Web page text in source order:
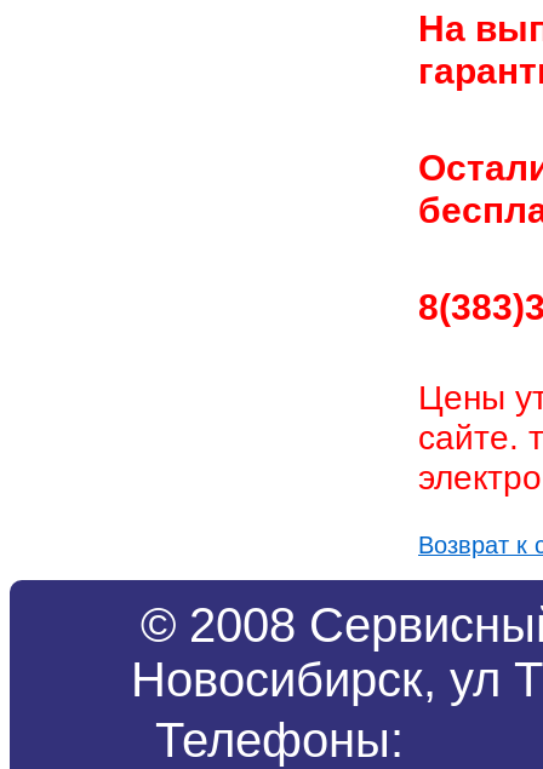
На
Цены
сайте.
Возврат к
© 2008
Новосибирск, ул
Телефоны: